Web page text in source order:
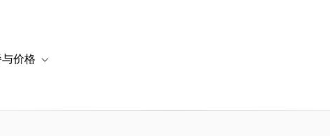
解决方案
navigation for 资源
价格 Toggle sub-navigation for 套餐与价格